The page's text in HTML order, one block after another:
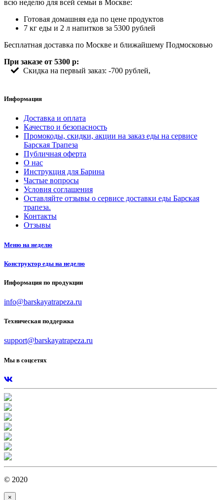
всю неделю для всей семьи в Москве:
Готовая домашняя еда по цене продуктов
7 кг еды и 2 л напитков за 5300 рублей
Бесплатная доставка по Москве и ближайшему Подмосковью
При заказе от 5300 р:
Скидка на первый заказ: -700 рублей,
Информация
Доставка и оплата
Качество и безопасность
Промокоды, скидки, акции на заказ еды на сервисе
Барская Трапеза
Публичная оферта
О нас
Инструкция для Барина
Частые вопросы
Условия соглашения
Оставляйте отзывы о сервисе доставки еды Барская
трапеза.
Контакты
Отзывы
Меню на неделю
Конструктор еды на неделю
Информация по продукции
info@barskayatrapeza.ru
Техническая поддержка
support@barskayatrapeza.ru
Мы в соцсетях
© 2020
×